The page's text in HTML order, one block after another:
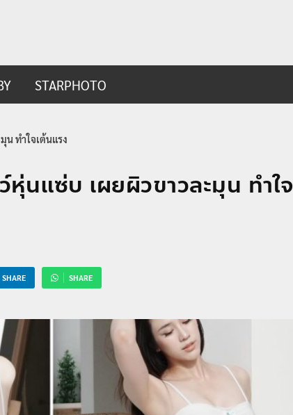
STARPHOTO
น ทำใจเต้นแรง
หุ่นแซ่บ เผยผิวขาวละมุน ทำใจ
SHARE SHARE